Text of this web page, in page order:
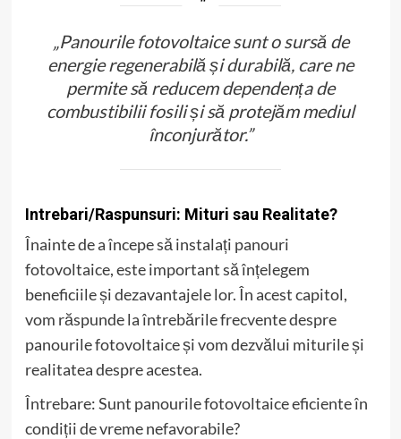
„Panourile fotovoltaice sunt o sursă de
energie regenerabilă și durabilă, care ne
permite să reducem dependența de
combustibilii fosili și să protejăm mediul
înconjurător.”
Intrebari/Raspunsuri: Mituri sau Realitate?
Înainte de a începe să instalați panouri
fotovoltaice, este important să înțelegem
beneficiile și dezavantajele lor. În acest capitol,
vom răspunde la întrebările frecvente despre
panourile fotovoltaice și vom dezvălui miturile și
realitatea despre acestea.
Întrebare: Sunt panourile fotovoltaice eficiente în
condiții de vreme nefavorabile?